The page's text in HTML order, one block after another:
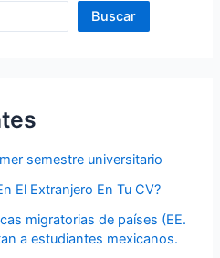
Buscar
semestre universitario
El Extranjero En Tu CV?
migratorias de países (EE.
a estudiantes mexicanos.